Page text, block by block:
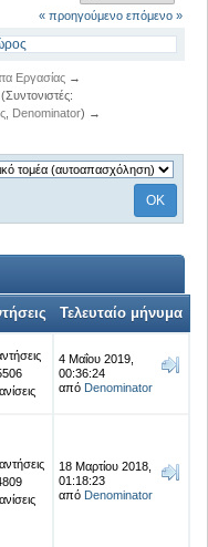
« προηγούμενο επόμενο »
Εργασίας →
(Συντονιστές:
, Denominator) →
Τελευταίο μήνυμα
4 Μαΐου 2019,
00:36:24
από Denominator
18 Μαρτίου 2018,
01:18:23
από Denominator